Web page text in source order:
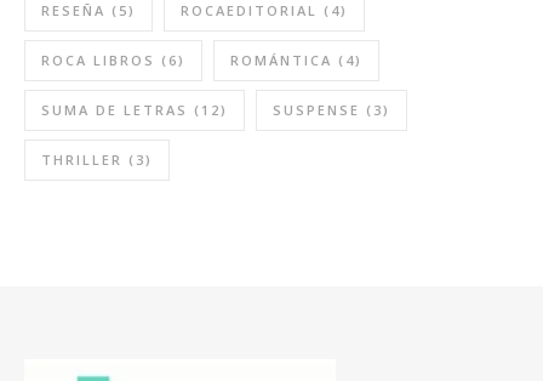
RESEÑA (5) ROCAEDITORIAL (4)
ROCA LIBROS (6) ROMÁNTICA (4)
SUMA DE LETRAS (12) SUSPENSE (3)
THRILLER (3)